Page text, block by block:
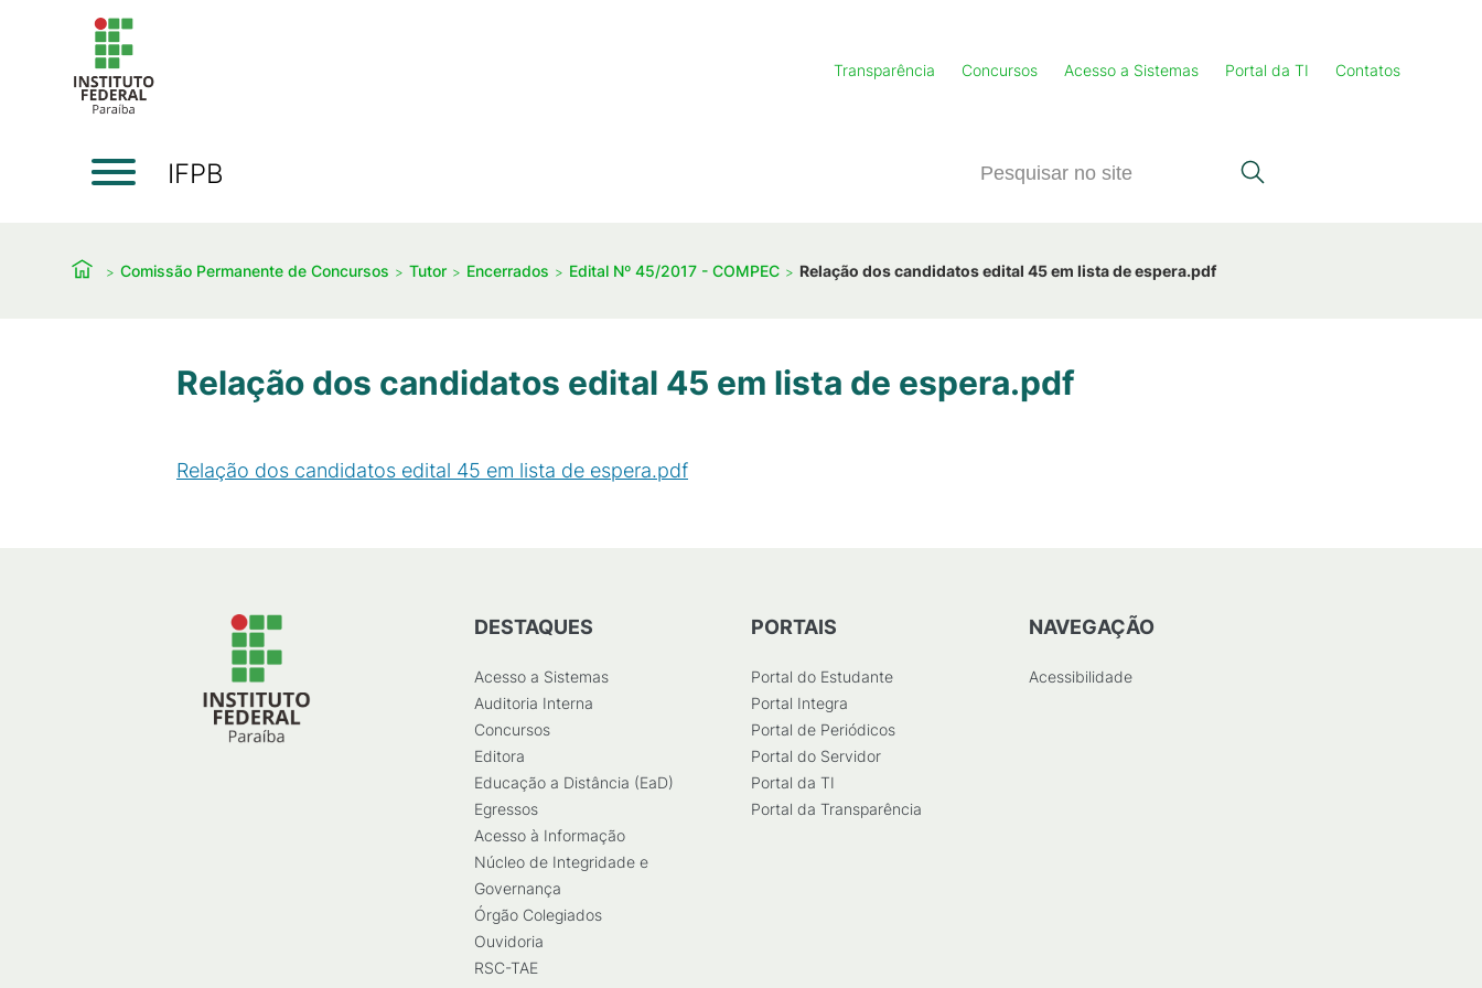
Transparência Concursos Acesso a Sistemas Portal da TI Contatos
IFPB
Comissão Permanente de Concursos Tutor Encerrados Edital Nº 45/2017 - COMPEC Relação dos candidatos edital 45 em lista de espera.pdf
Relação dos candidatos edital 45 em lista de espera.pdf
Relação dos candidatos edital 45 em lista de espera.pdf
DESTAQUES
Acesso a Sistemas
Auditoria Interna
Concursos
Editora
Educação a Distância (EaD)
Egressos
Acesso à Informação
Núcleo de Integridade e
Governança
Órgão Colegiados
Ouvidoria
RSC-TAE
PORTAIS
Portal do Estudante
Portal Integra
Portal de Periódicos
Portal do Servidor
Portal da TI
Portal da Transparência
NAVEGAÇÃO
Acessibilidade